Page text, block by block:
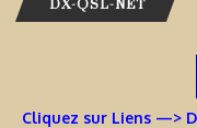
Cliquez sur Liens —>